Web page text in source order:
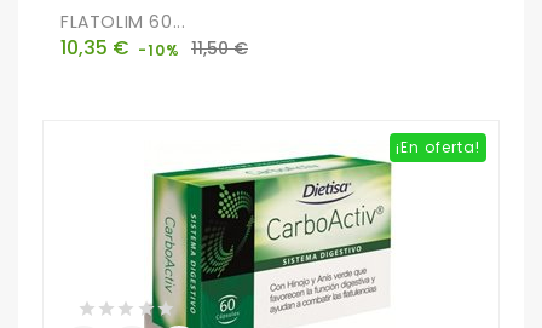
FLATOLIM 60...
Precio
10,35 € -10%
Precio
11,50 €
¡En oferta!